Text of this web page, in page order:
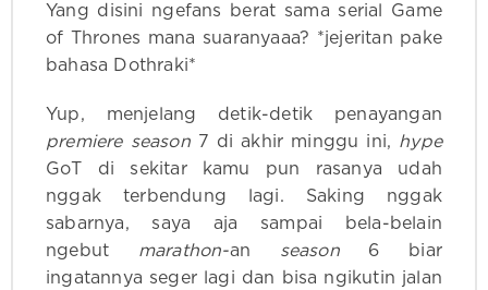
Yang disini ngefans berat sama serial Game
of Thrones mana suaranyaaa? *jejeritan pake
bahasa Dothraki*
Yup, menjelang detik-detik penayangan
premiere season7 di akhir minggu ini, hype
GoT di sekitar kamu pun rasanya udah
nggak terbendung lagi. Saking nggak
sabarnya, saya aja sampai bela-belain
ngebut marathon-an season6 biar
ingatannya seger lagi dan bisa ngikutin jalan